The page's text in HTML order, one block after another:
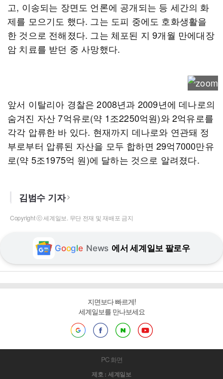
고, 이송되는 장면도 언론에 공개되는 등 세간의 화
제를 모으기도 했다. 그는 도피 중에도 호화생활을
한 것으로 전해졌다. 그는 체포된 지 9개월 만에대장
암 치료를 받던 중 사망했다.
앞서 이탈리아 경찰은 2008년과 2009년에 데나로의
숨겨진 자산 7억유로(약 1조2250억원)와 2억유로를
각각 압류한 바 있다. 현재까지 데나로와 연관돼 정
부로부터 압류된 자산을 모두 합하면 29억7000만유
로(약 5조1975억 원)에 달하는 것으로 알려졌다.
김범수 기자
Copyright ⓒ 세계일보. 무단 전재 및 재배포 금지
Google News 에서 세계일보 팔로우
지면보다 빠르게!
세계일보를 만나보세요
PC 화면
제호 : 세계일보